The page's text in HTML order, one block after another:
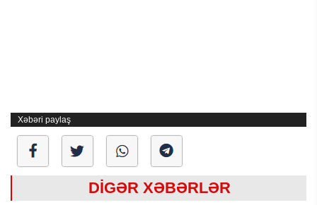
Xəbəri paylaş
DİGƏR XƏBƏRLƏR